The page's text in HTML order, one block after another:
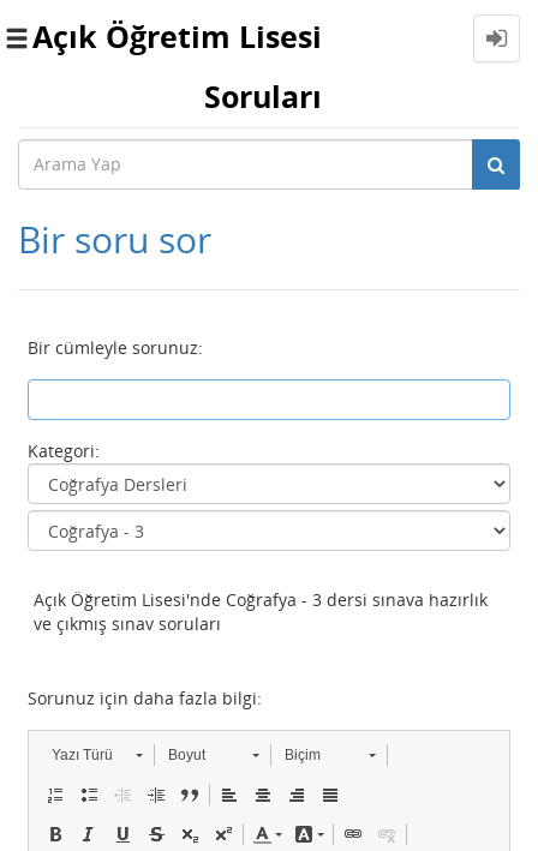
Toggle
Açık Öğretim Lisesi
Soruları
Bir soru sor
Bir cümleyle sorunuz:
Kategori:
Açık Öğretim Lisesi'nde Coğrafya - 3 dersi sınava hazırlık
ve çıkmış sınav soruları
Sorunuz için daha fazla bilgi:
Yazı Türü Boyut Biçim